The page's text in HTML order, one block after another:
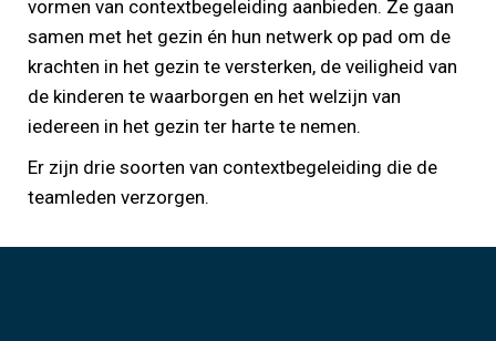
vormen van contextbegeleiding aanbieden. Ze gaan
samen met het gezin én hun netwerk op pad om de
krachten in het gezin te versterken, de veiligheid van
de kinderen te waarborgen en het welzijn van
iedereen in het gezin ter harte te nemen.
Er zijn drie soorten van contextbegeleiding die de
teamleden verzorgen.